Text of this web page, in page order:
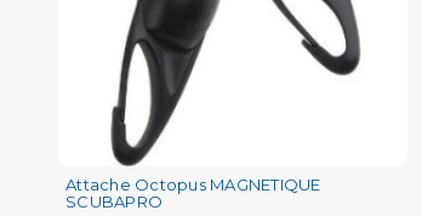
Attache Octopus MAGNETIQUE
SCUBAPRO